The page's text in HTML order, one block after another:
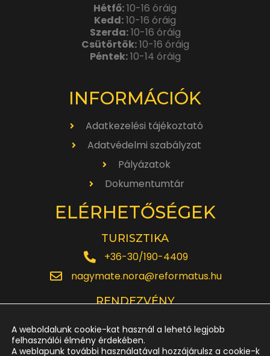
Hétfő:10-16 óráig
Kedd:10-16 óráig
Szerda:10-16 óráig
Csütörtök:10-16 óráig
Péntek:10-14 óráig
INFORMÁCIÓK
Adatkezelési tájékoztató
Adatvédelmi szabályzat
Pályázatok
Dokumentumtár
ELÉRHETŐSÉGEK
TURISZTIKA
+36-30/190-4409
nagymate.nora@reformatus.hu
RENDEZVÉNY
rendezveny.nagytemplom@reformatus.hu
A weboldalunk cookie-kat használ a lehető legjobb
felhasználói élmény érdekében.
A weblapunk további használatával hozzájárulsz a cookie-k